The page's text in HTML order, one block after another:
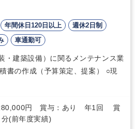
年間休日120日以上
週休2日制
車通勤可
・建築設備）に関るメンテナンス業
書の作成（予算策定、提案） ○現
280,000円 賞与：あり 年1回 賞
(前年度実績)